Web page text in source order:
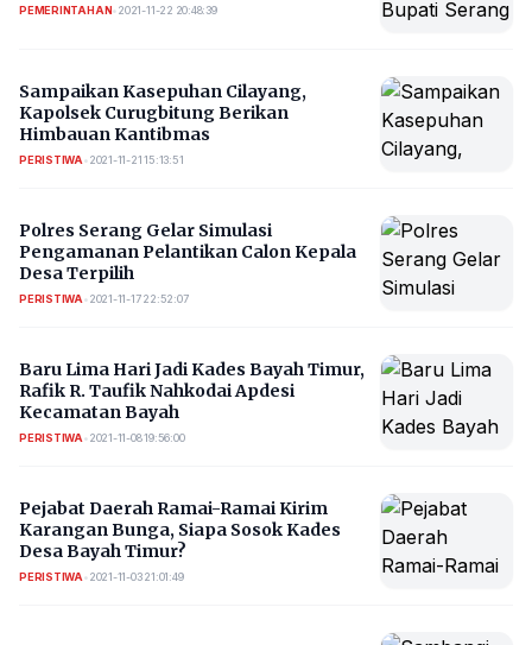
PEMERINTAHAN• 2021-11-22 20:48:39
Sampaikan Kasepuhan Cilayang,
Kapolsek Curugbitung Berikan
Himbauan Kantibmas
PERISTIWA• 2021-11-21 15:13:51
Polres Serang Gelar Simulasi
Pengamanan Pelantikan Calon Kepala
Desa Terpilih
PERISTIWA• 2021-11-17 22:52:07
Baru Lima Hari Jadi Kades Bayah Timur,
Rafik R. Taufik Nahkodai Apdesi
Kecamatan Bayah
PERISTIWA• 2021-11-08 19:56:00
Pejabat Daerah Ramai-Ramai Kirim
Karangan Bunga, Siapa Sosok Kades
Desa Bayah Timur?
PERISTIWA• 2021-11-03 21:01:49